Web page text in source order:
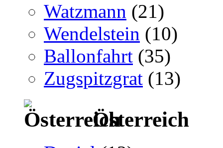
Watzmann (21)
Wendelstein (10)
Ballonfahrt (35)
Zugspitzgrat (13)
Österreich